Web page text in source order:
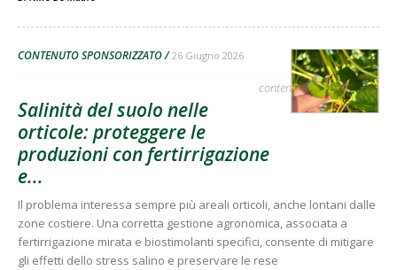
CONTENUTO SPONSORIZZATO 26 Giugno 2026
contenuto sponsorizzato
Salinità del suolo nelle
orticole: proteggere le
produzioni con fertirrigazione
e...
Il problema interessa sempre più areali orticoli, anche lontani dalle
zone costiere. Una corretta gestione agronomica, associata a
fertirrigazione mirata e biostimolanti specifici, consente di mitigare
gli effetti dello stress salino e preservare le rese